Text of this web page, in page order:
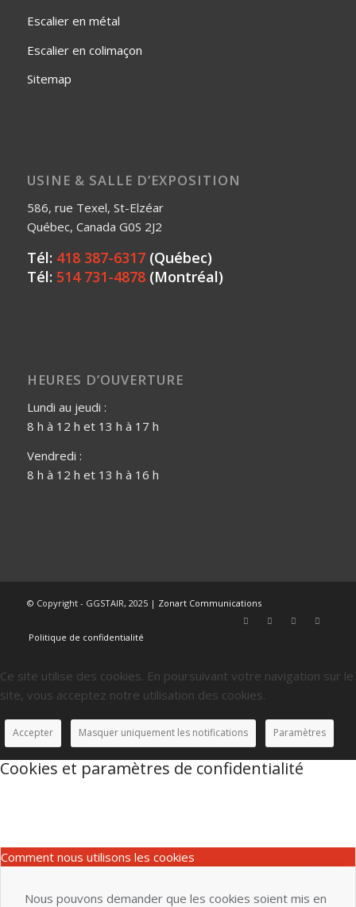
Escalier en métal
Escalier en colimaçon
Sitemap
USINE & SALLE D’EXPOSITION
586, rue Texel, St-Elzéar
Québec, Canada G0S 2J2
Tél: 418 387-6317(Québec)
Tél: 514 731-4878(Montréal)
HEURES D’OUVERTURE
Lundi au jeudi :
8 h à 12 h et 13 h à 17 h
Vendredi :
8 h à 12 h et 13 h à 16 h
© Copyright - GGSTAIR, 2025 | Zonart Communications
Politique de confidentialité
Ce site utilise des cookies. En poursuivant votre navigation sur le
site, vous acceptez notre utilisation des cookies.
Accepter Masquer uniquement les notifications Paramètres
Cookies et paramètres de confidentialité
Comment nous utilisons les cookies
Nous pouvons demander que les cookies soient mis en